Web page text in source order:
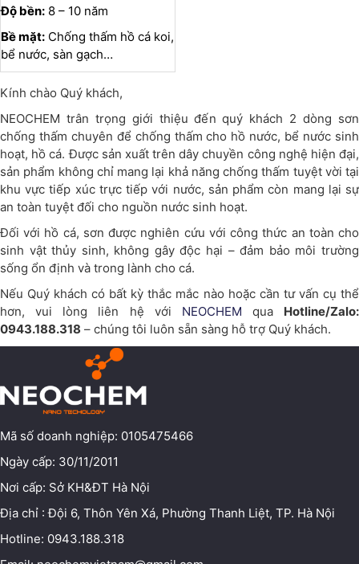
Độ bền: 8 – 10 năm
Bề mặt: Chống thấm hồ cá koi,
bể nước, sàn gạch…
Kính chào Quý khách,
NEOCHEM trân trọng giới thiệu đến quý khách 2 dòng sơn
chống thấm chuyên để chống thấm cho hồ nước, bể nước sinh
hoạt, hồ cá. Được sản xuất trên dây chuyền công nghệ hiện đại,
sản phẩm không chỉ mang lại khả năng chống thấm tuyệt vời tại
khu vực tiếp xúc trực tiếp với nước, sản phẩm còn mang lại sự
an toàn tuyệt đối cho nguồn nước sinh hoạt.
Đối với hồ cá, sơn được nghiên cứu với công thức an toàn cho
sinh vật thủy sinh, không gây độc hại – đảm bảo môi trường
sống ổn định và trong lành cho cá.
Nếu Quý khách có bất kỳ thắc mắc nào hoặc cần tư vấn cụ thể
hơn, vui lòng liên hệ với NEOCHEM qua Hotline/Zalo:
0943.188.318 – chúng tôi luôn sẵn sàng hỗ trợ Quý khách.
Mã số doanh nghiệp: 0105475466
Ngày cấp: 30/11/2011
Nơi cấp: Sở KH&ĐT Hà Nội
Địa chỉ : Đội 6, Thôn Yên Xá, Phường Thanh Liệt, TP. Hà Nội
Hotline: 0943.188.318